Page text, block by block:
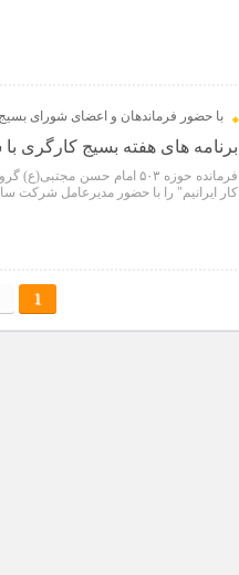
با حضور فرماندهان و اعضای شورای
برنامه های هفته بسیج کارگری با
فرمانده حوزه ۵۰۳ امام حسن
کار ایرانیم" را با حضور مدیرعامل شرکت
1